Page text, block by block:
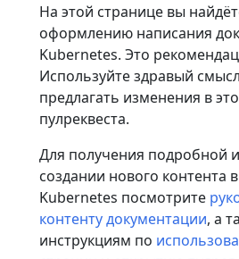
На этой странице вы
оформлению написания
Kubernetes. Это
Используйте здравый
предлагать изменения в
пулреквеста.
Для получения подробной
создании нового контента
Kubernetes посмотрите
контенту документации, а
инструкциям по